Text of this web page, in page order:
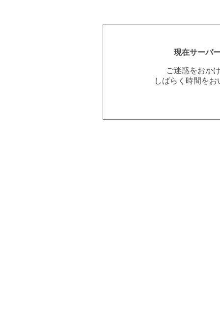
現在サーバ
ご迷惑をおか
しばらく時間を